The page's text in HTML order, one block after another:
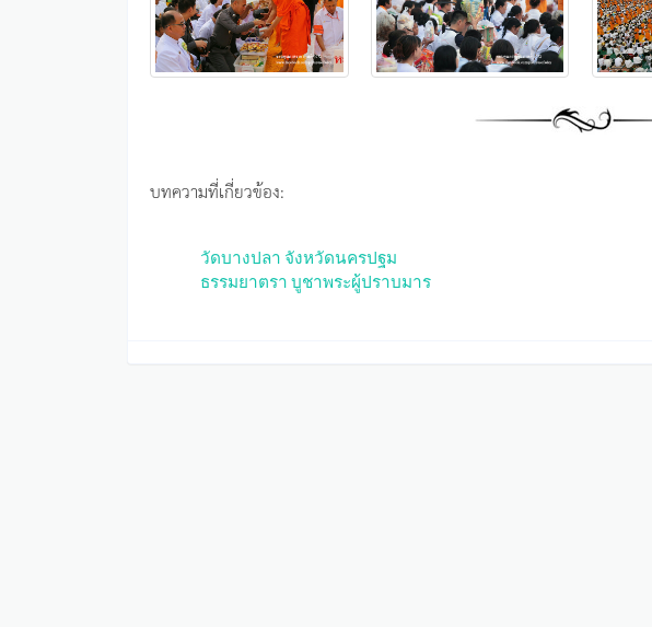
บทความที่เกี่ยวข้อง:
วัดบางปลา จังหวัดนครปฐม
ธรรมยาตรา บูชาพระผู้ปราบมาร